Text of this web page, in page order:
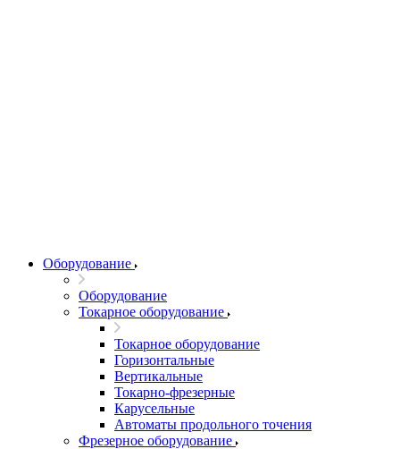
Оборудование
Оборудование
Токарное оборудование
Токарное оборудование
Горизонтальные
Вертикальные
Токарно-фрезерные
Карусельные
Автоматы продольного точения
Фрезерное оборудование